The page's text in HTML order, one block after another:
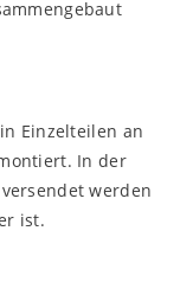
Einzelteilen an
In der
werden
ist.